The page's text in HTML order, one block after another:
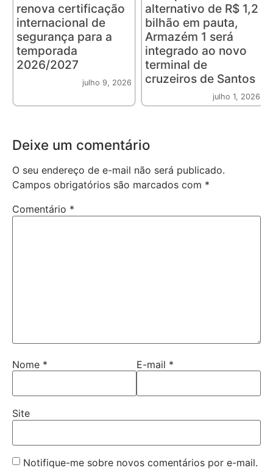
renova certificação
internacional de
segurança para a
temporada
2026/2027
julho 9, 2026
alternativo de R$ 1,2
bilhão em pauta,
Armazém 1 será
integrado ao novo
terminal de
cruzeiros de Santos
julho 1, 2026
Deixe um comentário
O seu endereço de e-mail não será publicado.
Campos obrigatórios são marcados com *
Comentário *
Nome * E-mail *
Site
Notifique-me sobre novos comentários por e-mail.